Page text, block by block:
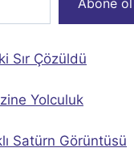
Abone ol
Sır Çözüldü
Yolculuk
Satürn Görüntüsü